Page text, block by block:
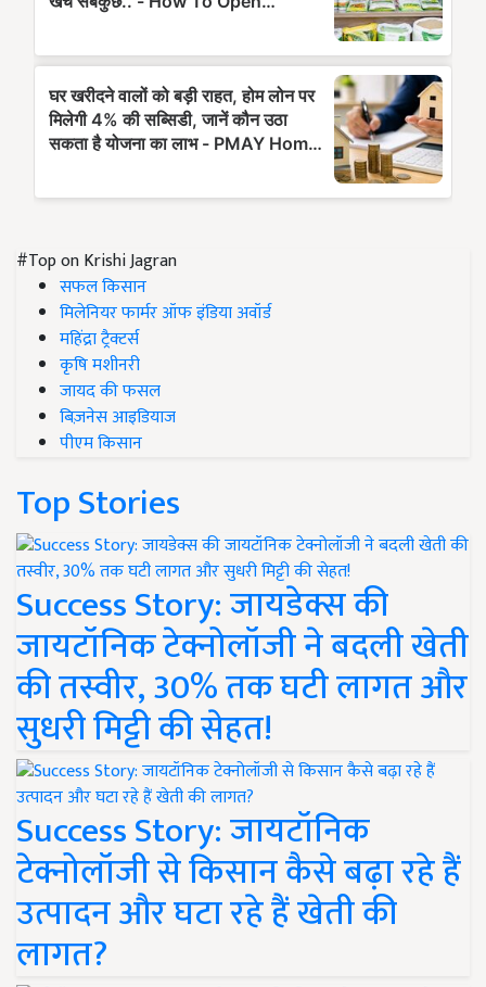
#Top on Krishi Jagran
सफल किसान
मिलेनियर फार्मर ऑफ इंडिया अवॉर्ड
महिंद्रा ट्रैक्टर्स
कृषि मशीनरी
जायद की फसल
बिज़नेस आइडियाज
पीएम किसान
Top Stories
Success Story: जायडेक्स की
जायटॉनिक टेक्नोलॉजी ने बदली खेती
की तस्वीर, 30% तक घटी लागत और
सुधरी मिट्टी की सेहत!
Success Story: जायटॉनिक
टेक्नोलॉजी से किसान कैसे बढ़ा रहे हैं
उत्पादन और घटा रहे हैं खेती की
लागत?